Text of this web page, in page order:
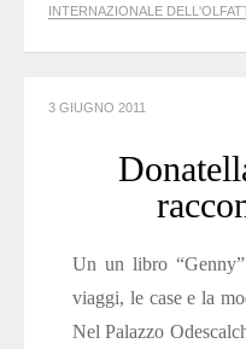
INTERNAZIONALE
3 GIUGNO 2011
Un un libro
viaggi, le case e la
Nel Palazzo